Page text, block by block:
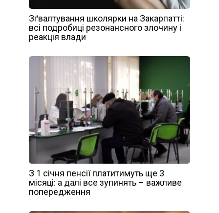
Зґвалтування школярки на Закарпатті:
всі подробиці резонансного злочину і
реакція влади
З 1 січня пенсії платитимуть ще 3
місяці: а далі все зупинять – важливе
попередження